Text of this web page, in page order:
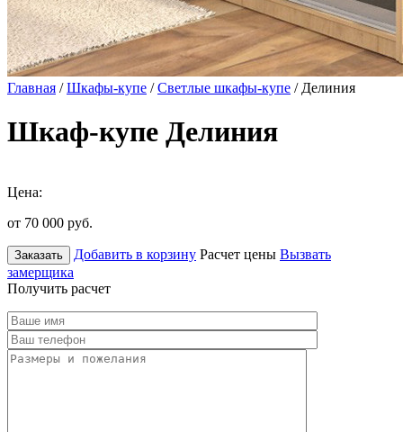
Главная /Шкафы-купе /Светлые шкафы-купе / Делиния
Шкаф-купе Делиния
Цена:
от 70 000 руб.
Заказать Добавить в корзину Расчет цены Вызвать
замерщика
Получить расчет